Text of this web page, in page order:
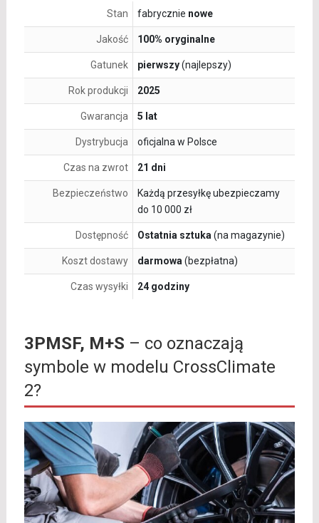
Stan fabrycznie nowe
Jakość 100% oryginalne
Gatunek pierwszy(najlepszy)
Rok produkcji 2025
Gwarancja 5 lat
Dystrybucja oficjalna w Polsce
Czas na zwrot 21 dni
Bezpieczeństwo
Każdą przesyłkę ubezpieczamy
do 10 000 zł
Dostępność Ostatnia sztuka (na magazynie)
Koszt dostawy darmowa (bezpłatna)
Czas wysyłki 24 godziny
3PMSF, M+S – co oznaczają
symbole w modelu CrossClimate
2?